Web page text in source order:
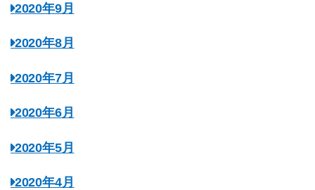
2020年9月
2020年8月
2020年7月
2020年6月
2020年5月
2020年4月